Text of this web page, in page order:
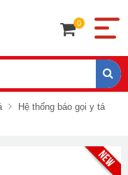
0
Hệ thống báo gọi y tá